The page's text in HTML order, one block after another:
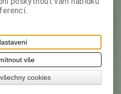
Tea House papír
Katalogové číslo:19794
s ochucujícími částmi
sypaný
vše
cookies